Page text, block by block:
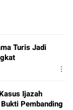
Turis Jadi
Ijazah
Pembanding